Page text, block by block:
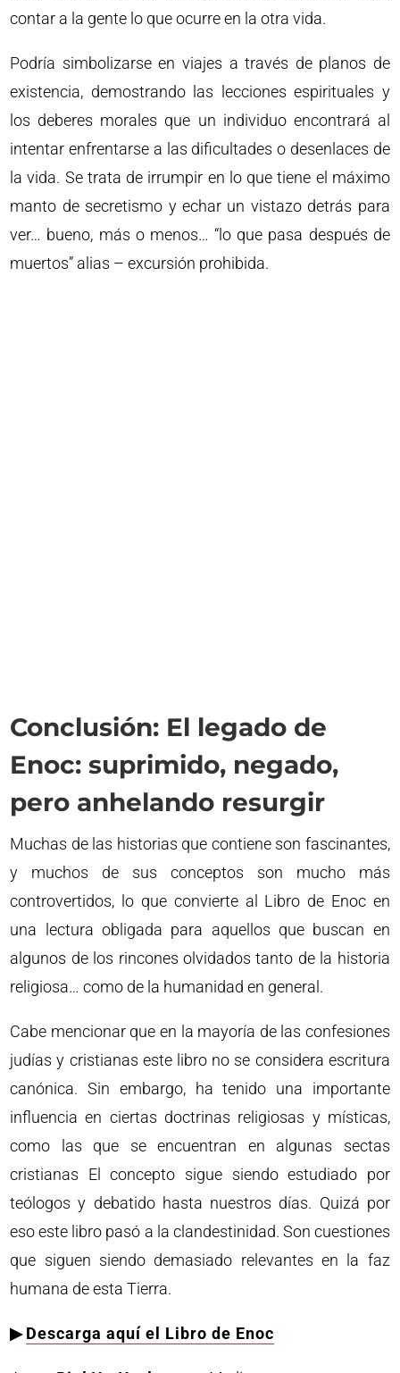
contar a la gente lo que ocurre en la otra vida.
Podría simbolizarse en viajes a través de planos de
existencia, demostrando las lecciones espirituales y
los deberes morales que un individuo encontrará al
intentar enfrentarse a las dificultades o desenlaces de
la vida. Se trata de irrumpir en lo que tiene el máximo
manto de secretismo y echar un vistazo detrás para
ver… bueno, más o menos… “lo que pasa después de
muertos” alias – excursión prohibida.
Conclusión: El legado de
Enoc: suprimido, negado,
pero anhelando resurgir
Muchas de las historias que contiene son fascinantes,
y muchos de sus conceptos son mucho más
controvertidos, lo que convierte al Libro de Enoc en
una lectura obligada para aquellos que buscan en
algunos de los rincones olvidados tanto de la historia
religiosa… como de la humanidad en general.
Cabe mencionar que en la mayoría de las confesiones
judías y cristianas este libro no se considera escritura
canónica. Sin embargo, ha tenido una importante
influencia en ciertas doctrinas religiosas y místicas,
como las que se encuentran en algunas sectas
cristianas El concepto sigue siendo estudiado por
teólogos y debatido hasta nuestros días. Quizá por
eso este libro pasó a la clandestinidad. Son cuestiones
que siguen siendo demasiado relevantes en la faz
humana de esta Tierra.
▶︎Descarga aquí el Libro de Enoc